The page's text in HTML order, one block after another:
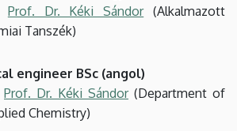
Prof. Dr. Kéki Sándor(Alkalmazott
Tanszék)
engineer BSc (angol)
Prof. Dr. Kéki Sándor(Department of
Chemistry)